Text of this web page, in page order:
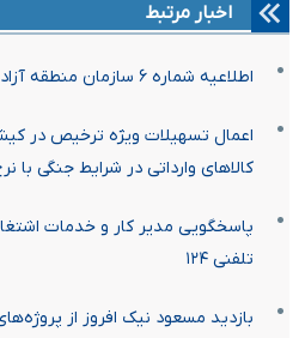
اخبار مرتبط
اطلاعیه شماره ۶ سازمان منطقه آزاد کیش
اعمال تسهیلات ویژه ترخیص در
کالاهای وارداتی در شرایط جنگی با
پاسخگویی مدیر کار و خدمات
تلفنی ۱۲۴
بازدید مسعود نیک افروز از